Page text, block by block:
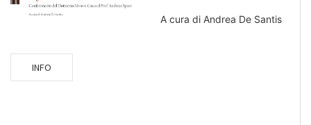
A cura di Andrea De Santis
INFO